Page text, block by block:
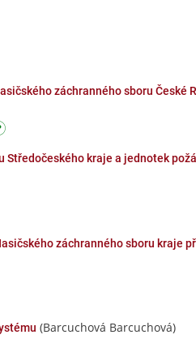
záchranného sboru České
Středočeského kraje a jednotek
záchranného sboru kraje
(Barcuchová Barcuchová)